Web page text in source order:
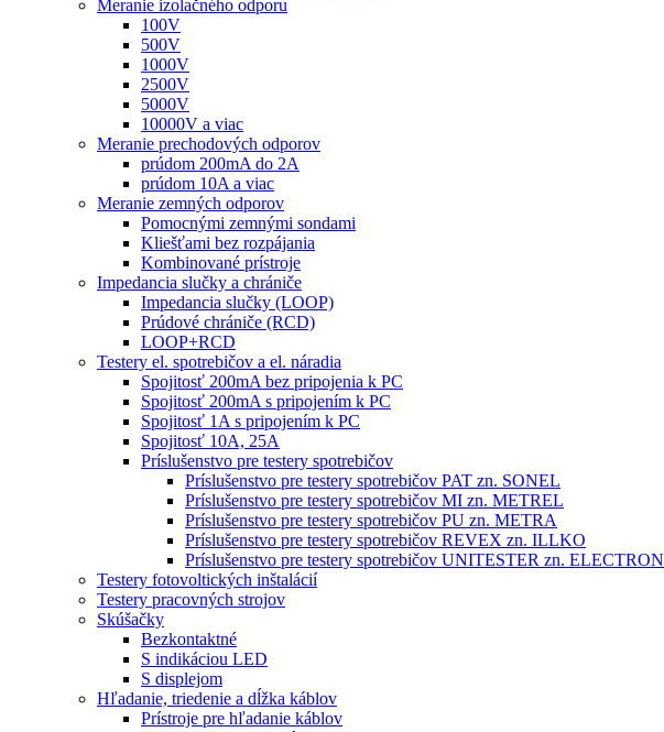
Meranie izolačného odporu
100V
500V
1000V
2500V
5000V
10000V a viac
Meranie prechodových odporov
prúdom 200mA do 2A
prúdom 10A a viac
Meranie zemných odporov
Pomocnými zemnými sondami
Kliešťami bez rozpájania
Kombinované prístroje
Impedancia slučky a chrániče
Impedancia slučky (LOOP)
Prúdové chrániče (RCD)
LOOP+RCD
Testery el. spotrebičov a el. náradia
Spojitosť 200mA bez pripojenia k PC
Spojitosť 200mA s pripojením k PC
Spojitosť 1A s pripojením k PC
Spojitosť 10A, 25A
Príslušenstvo pre testery spotrebičov
Príslušenstvo pre testery spotrebičov PAT zn. SONEL
Príslušenstvo pre testery spotrebičov MI zn. METREL
Príslušenstvo pre testery spotrebičov PU zn. METRA
Príslušenstvo pre testery spotrebičov REVEX zn. ILLKO
Príslušenstvo pre testery spotrebičov UNITESTER zn. ELECTRON
Testery fotovoltických inštalácií
Testery pracovných strojov
Skúšačky
Bezkontaktné
S indikáciou LED
S displejom
Hľadanie, triedenie a dĺžka káblov
Prístroje pre hľadanie káblov